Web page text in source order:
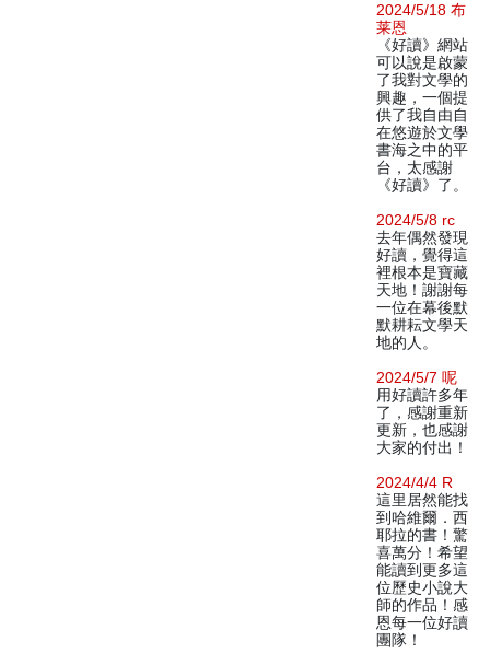
2024/5/18 布
莱恩
《好讀》網站
可以說是啟蒙
了我對文學的
興趣，一個提
供了我自由自
在悠遊於文學
書海之中的平
台，太感謝
《好讀》了。
2024/5/8 rc
去年偶然發現
好讀，覺得這
裡根本是寶藏
天地！謝謝每
一位在幕後默
默耕耘文學天
地的人。
2024/5/7 呢
用好讀許多年
了，感謝重新
更新，也感謝
大家的付出！
2024/4/4 R
這里居然能找
到哈維爾．西
耶拉的書！驚
喜萬分！希望
能讀到更多這
位歷史小說大
師的作品！感
恩每一位好讀
團隊！